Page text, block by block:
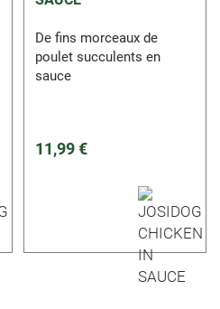
De fins morceaux de
poulet succulents en
sauce
11,99 €